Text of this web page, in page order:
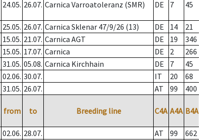
24.05. 26.07. Carnica Varroatoleranz (SMR) DE 7 45
25.05. 26.07. Carnica Sklenar 47/9/26 (13) DE 14 21
15.05. 21.07. Carnica AGT DE 19 346
15.05. 17.07. Carnica DE 2 266
31.05. 05.08. Carnica Kirchhain DE 7 45
02.06. 30.07. IT 20 68
31.05. 26.07. AT 99 400
from to Breeding line C4A A4A B4A
02.06. 28.07. AT 99 662